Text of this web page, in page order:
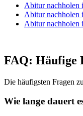
Abitur nachholen
Abitur nachholen
Abitur nachholen
FAQ: Häufige
Die häufigsten Fragen
Wie lange dauert